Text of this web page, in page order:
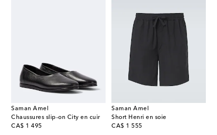
Saman Amel
Chaussures slip-on City en cuir
CA$ 1 495
original price
Saman Amel
Short Henri en soie
CA$ 1 555
original price